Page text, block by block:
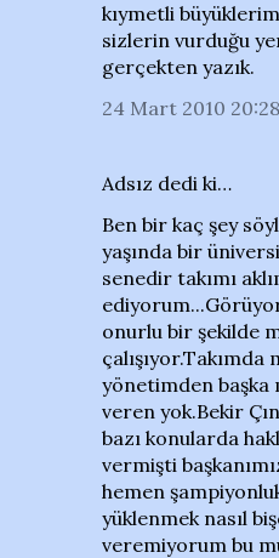
kıymetli
sizlerin vurduğu
gerçekten yazık.
24 Mart 2010 20:28
Adsız dedi ki…
Ben bir kaç şey
yaşında bir
senedir takımı
onurlu bir şekilde
çalışıyor.Takımda
yönetimden başka
veren yok.Bekir
bazı konularda
vermişti
hemen
yüklenmek nasıl
veremiyorum bu